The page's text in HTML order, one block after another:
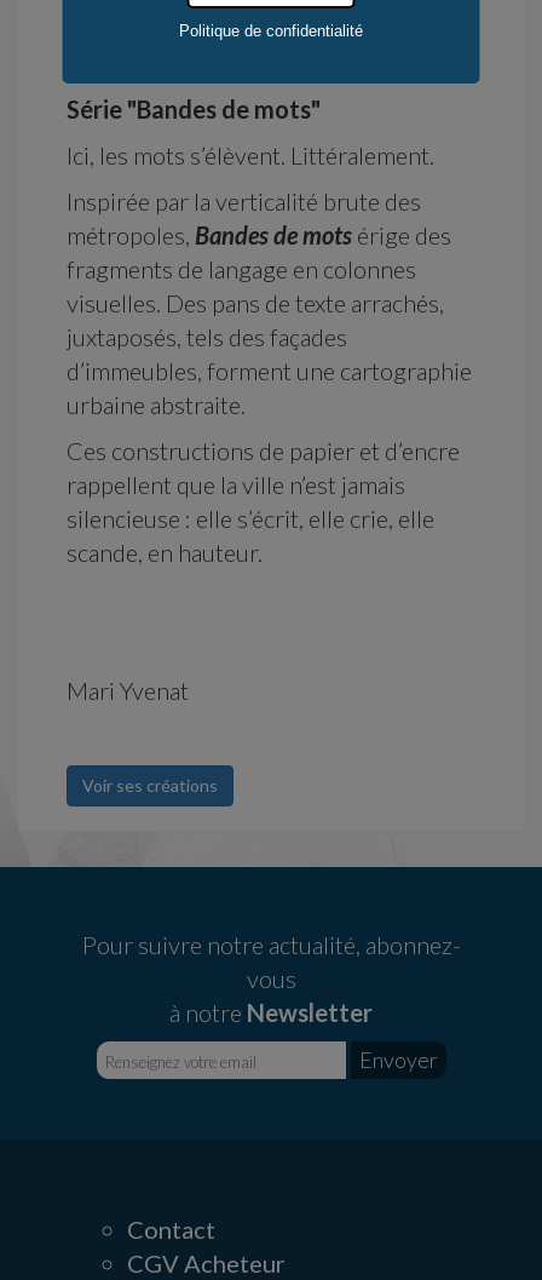
habillent autant qu’ils dévoilent.
Série "Bandes de mots"
Ici, les mots s’élèvent. Littéralement.
Inspirée par la verticalité brute des
métropoles, Bandes de mots érige des
fragments de langage en colonnes
visuelles. Des pans de texte arrachés,
juxtaposés, tels des façades
d’immeubles, forment une cartographie
urbaine abstraite.
Ces constructions de papier et d’encre
rappellent que la ville n’est jamais
silencieuse : elle s’écrit, elle crie, elle
scande, en hauteur.
Mari Yvenat
Voir ses créations
Pour suivre notre actualité, abonnez-
vous
à notre Newsletter
Contact
CGV Acheteur
Politique de confidentialité